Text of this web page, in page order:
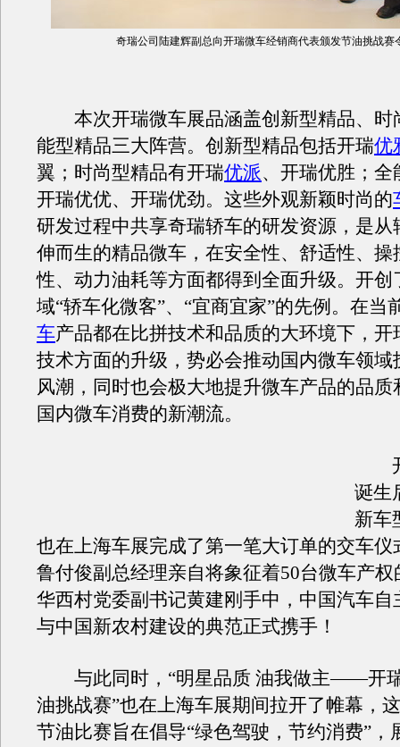
奇瑞公司陆建辉副总向开瑞微车经销商代表颁发节油挑战赛
本次开瑞微车展品涵盖创新型精品、时
能型精品三大阵营。创新型精品包括开瑞优
翼；时尚型精品有开瑞优派、开瑞优胜；全
开瑞优优、开瑞优劲。这些外观新颖时尚的
研发过程中共享奇瑞轿车的研发资源，是从
伸而生的精品微车，在安全性、舒适性、操
性、动力油耗等方面都得到全面升级。开创
域“轿车化微客”、“宜商宜家”的先例。在当
车产品都在比拼技术和品质的大环境下，开
技术方面的升级，势必会推动国内微车领域
风潮，同时也会极大地提升微车产品的品质
国内微车消费的新潮流。
开
诞生
新车
也在上海车展完成了第一笔大订单的交车仪
鲁付俊副总经理亲自将象征着50台微车产
华西村党委副书记黄建刚手中，中国汽车自
与中国新农村建设的典范正式携手！
与此同时，“明星品质 油我做主——开
油挑战赛”也在上海车展期间拉开了帷幕，
节油比赛旨在倡导“绿色驾驶，节约消费”，